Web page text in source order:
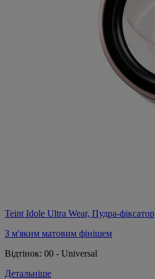
Teint Idole Ultra Wear, Пудра-фіксатор
З м'яким матовим фінішем
Відтінок: 00 - Universal
Детальніше